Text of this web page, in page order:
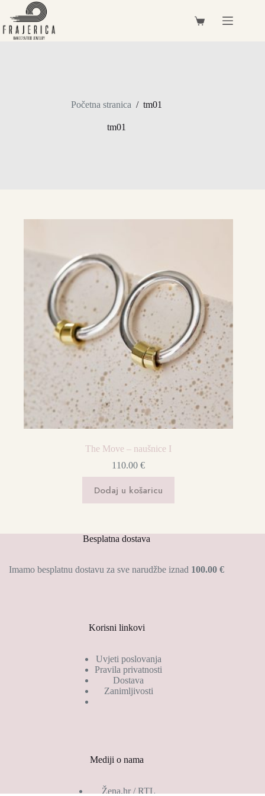
Preskoči
sadržaj
Košarica
Početna stranica / tm01
tm01
The Move – naušnice I
110.00€
Dodaj u košaricu
Besplatna dostava
Imamo besplatnu dostavu za sve narudžbe iznad 100.00 €
Korisni linkovi
Uvjeti poslovanja
Pravila privatnosti
Dostava
Zanimljivosti
Mediji o nama
Žena.hr / RTL